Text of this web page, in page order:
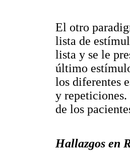
El otro
lista de
lista y se le
último
los diferentes
y repeticiones.
de los
Hallazgos en